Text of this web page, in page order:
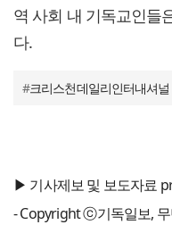
역 사회 내 기독교인들
다.
#크리스천데일리인터내셔널
▶ 기사제보 및 보도자료
- Copyright ⓒ기독일보,